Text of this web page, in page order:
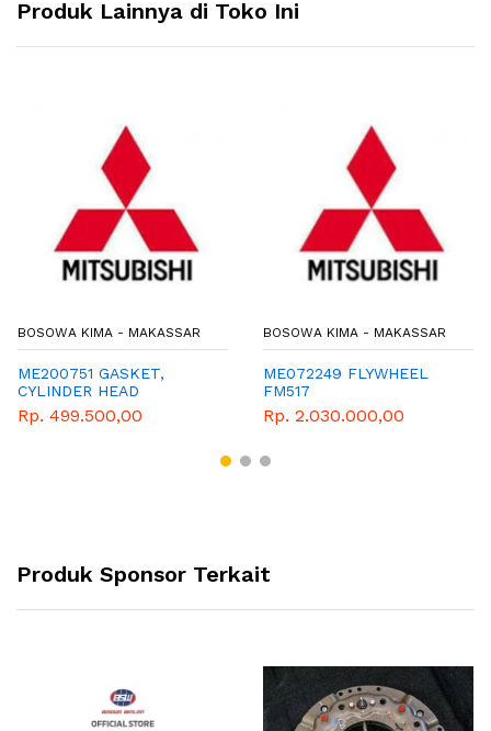
Produk Lainnya di Toko Ini
BOSOWA KIMA - MAKASSAR
ME200751 GASKET,
CYLINDER HEAD
Rp. 499.500,00
BOSOWA KIMA - MAKASSAR
ME072249 FLYWHEEL
FM517
Rp. 2.030.000,00
Produk Sponsor Terkait